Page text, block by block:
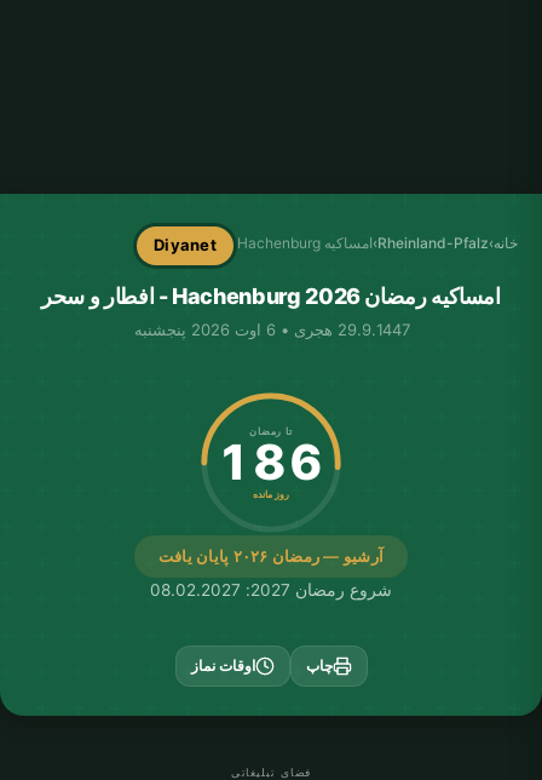
خانه›
Rheinland-Pfalz
›امساکیه Hachenburg Diyanet
امساکیه رمضان Hachenburg 2026 - افطار و سحر
29.9.1447 هجری • 6 اوت 2026 پنجشنبه
آرشیو — رمضان ۲۰۲۶ پایان یافت
تا رمضان
186
روز مانده
شروع رمضان 2027: 08.02.2027
چاپ اوقات نماز
فضای تبلیغاتی